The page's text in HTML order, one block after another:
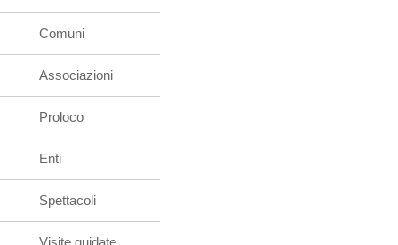
Comuni
Associazioni
Proloco
Enti
Spettacoli
Visite guidate